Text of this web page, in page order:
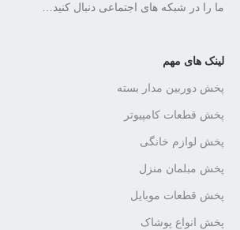
ما را در شبکه های اجتماعی دنبال کنید…
لینک های مهم
پخش دوربین مدار بسته
پخش قطعات کامپیوتر
پخش لوازم خانگی
پخش مبلمان منزل
پخش قطعات موبایل
پخش انواع پوشاک